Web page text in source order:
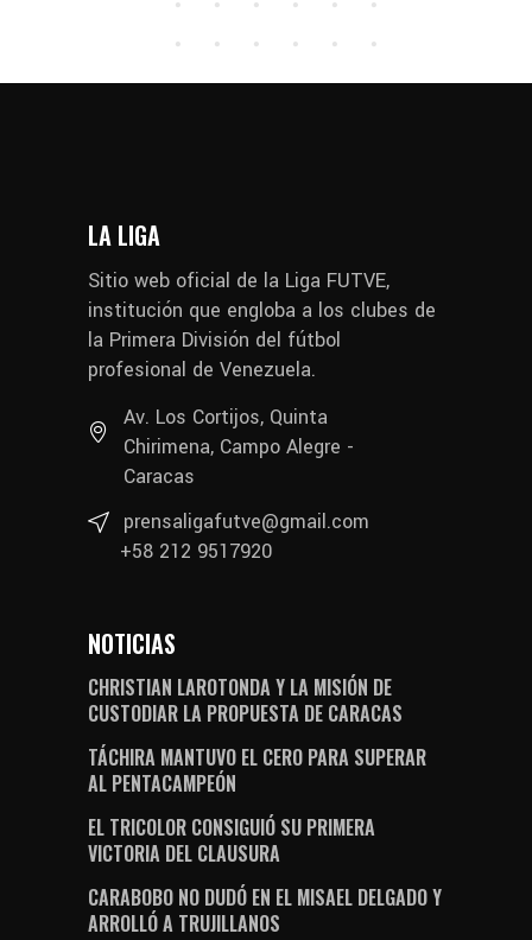
LA LIGA
Sitio web oficial de la Liga FUTVE,
institución que engloba a los clubes de
la Primera División del fútbol
profesional de Venezuela.
Av. Los Cortijos, Quinta
Chirimena, Campo Alegre -
Caracas
prensaligafutve@gmail.com
+58 212 9517920
NOTICIAS
CHRISTIAN LAROTONDA Y LA MISIÓN DE
CUSTODIAR LA PROPUESTA DE CARACAS
TÁCHIRA MANTUVO EL CERO PARA SUPERAR
AL PENTACAMPEÓN
EL TRICOLOR CONSIGUIÓ SU PRIMERA
VICTORIA DEL CLAUSURA
CARABOBO NO DUDÓ EN EL MISAEL DELGADO Y
ARROLLÓ A TRUJILLANOS